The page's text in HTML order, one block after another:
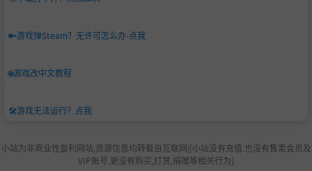
🔑游戏弹Steam？无许可怎么办-点我
🌐游戏改中文教程
🛠️游戏无法运行？点我
小站为非商业性盈利网站,资源信息均转载自互联网|[小站没有充值.也没有售卖会员及
VIP账号.更没有购买,打赏,捐赠等相关行为]